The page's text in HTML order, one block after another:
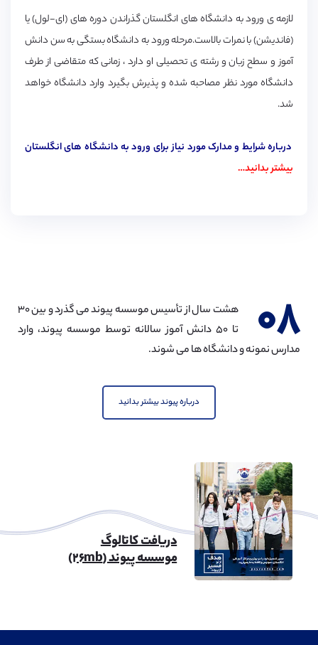
لازمه ی ورود به دانشگاه های انگلستان گذراندن دوره های (ای-لول) یا
(فاندیشن) با نمرات بالاست.مرحله ورود به دانشگاه بستگی به سن دانش
آموز و سطح زبان و رشته ی تحصیلی او دارد ، زمانی که متقاضی از طرف
دانشگاه مورد نظر مصاحبه شده و پذیرش بگیرد وارد دانشگاه خواهد
شد.
درباره شرایط و مدارک مورد نیاز برای ورود به دانشگاه های انگلستان
بیشتر بدانید…
۰۸
هشت سال از تأسیس موسسه پیوند می گذرد و بین ۳۰
تا ۵۰ دانش آموز سالانه توسط موسسه پیوند، وارد
مدارس نمونه و دانشگاه ها می شوند.
درباره پیوند بیشتر بدانید
دریافت کاتالوگ
موسسه پیوند (۲۶mb)